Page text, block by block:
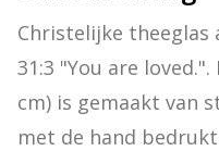
Christelijke theeglas
31:3 "You are
cm) is gemaakt van
met de hand